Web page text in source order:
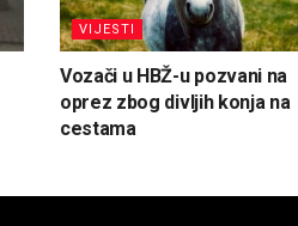
VIJESTI
Vozači u HBŽ-u pozvani na
oprez zbog divljih konja na
cestama